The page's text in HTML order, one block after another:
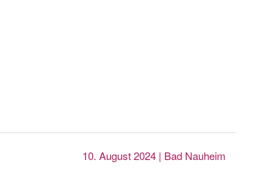
10. August 2024 | Bad Nauheim